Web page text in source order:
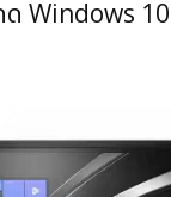
ດ Windows